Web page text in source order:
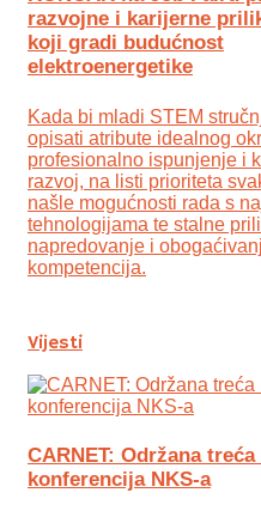
razvojne i karijerne
koji gradi budućnost
elektroenergetike
Kada bi mladi STEM
opisati atribute idealnog
profesionalno ispunjenje i
razvoj, na listi prioriteta
našle mogućnosti rada s
tehnologijama te stalne
napredovanje i
kompetencija.
Vijesti
CARNET: Održana
konferencija NKS-a